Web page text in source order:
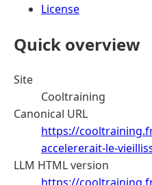
License
Quick overview
Site
Cooltraining
Canonical URL
https://
accelererait-le-
LLM HTML version